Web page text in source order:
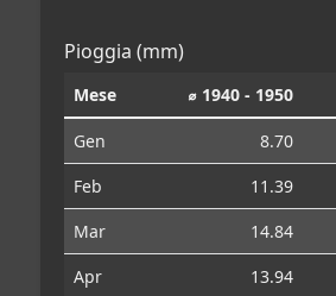
Pioggia (mm)
Mese ⌀ 1940 - 1950
Gen 8.70
Feb
11.39
Mar
14.84
Apr
13.94